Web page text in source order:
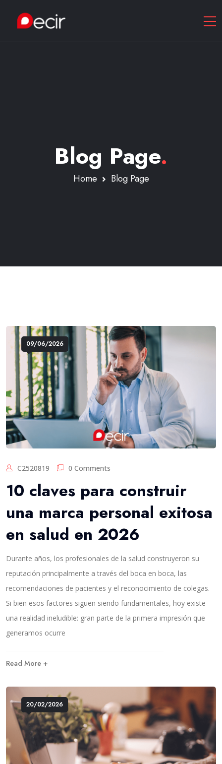
Blog Page.
Home Blog Page
09/06/2026
C2520819 0 Comments
10 claves para construir
una marca personal exitosa
en salud en 2026
Durante años, los profesionales de la salud construyeron su
reputación principalmente a través del boca en boca, las
recomendaciones de pacientes y el reconocimiento de colegas.
Si bien esos factores siguen siendo fundamentales, hoy existe
una realidad ineludible: gran parte de la primera impresión que
generamos ocurre
Read More +
20/02/2026